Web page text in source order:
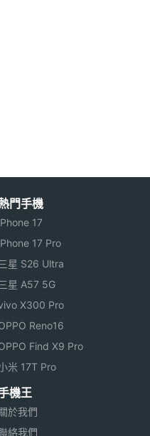
texture 玻璃版 Wi-
如果掃描文件時出現
多幅影像，最終合併
質掃描檔案。此外，
強 3D 工作流程，提
驗，各位可以輕鬆將
計畫案，並且丟進
門手機
17
17 Pro
星 S26 Ultra
星 A57 5G
X300 Pro
Reno16
Find X9 Pro
米 17T Pro
機王
於我們
絡我們